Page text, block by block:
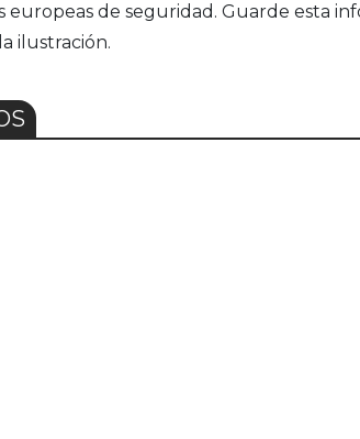
europeas de seguridad. Guarde esta
ilustración.